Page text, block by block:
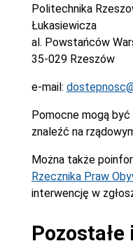
Politechnika
Łukasiewicza
al. Powstańców
35-029 Rzeszów
e-mail:
Pomocne mogą
znaleźć na
Można także
Rzecznika Praw
interwencję w